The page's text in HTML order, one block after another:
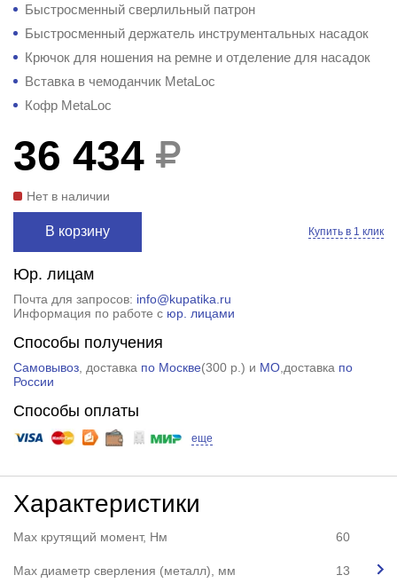
Быстросменный сверлильный патрон
Быстросменный держатель инструментальных насадок
Крючок для ношения на ремне и отделение для насадок
Вставка в чемоданчик MetaLoc
Кофр MetaLoc
36 434
Нет в наличии
В корзину Купить в 1 клик
Юр. лицам
Почта для запросов: info@kupatika.ru
Информация по работе с юр. лицами
Способы получения
Самовывоз, доставка по Москве(300 р. ) и МО,доставка по
России
Способы оплаты
еще
Характеристики
Max крутящий момент, Нм 60
Max диаметр сверления (металл), мм 13